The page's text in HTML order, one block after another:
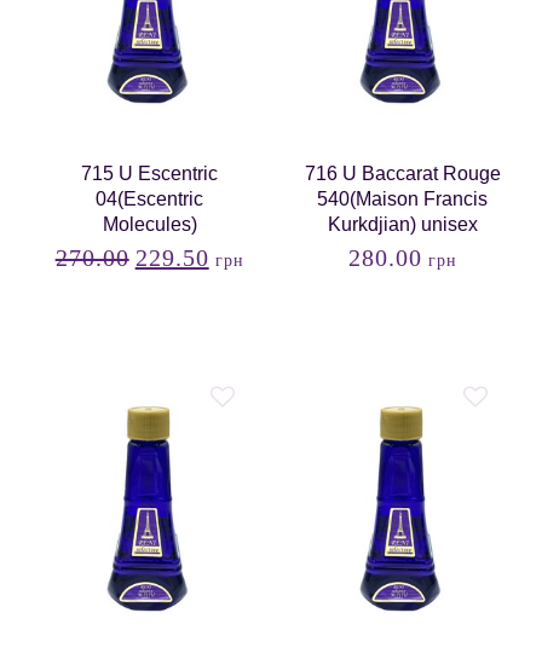
715 U Escentric
04(Еscentric
Molecules)
270.00 229.50 грн
716 U Baccarat Rouge
540(Maison Francis
Kurkdjian) unisex
280.00 грн